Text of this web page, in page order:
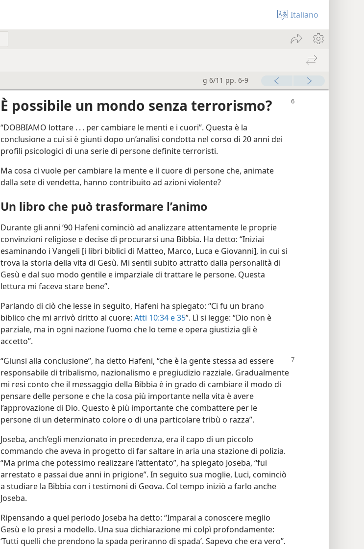
Italiano
g 6/11 pp. 6-9
È possibile un mondo senza terrorismo?
“DOBBIAMO lottare . . . per cambiare le menti e i cuori”. Questa è la
conclusione a cui si è giunti dopo un’analisi condotta nel corso di 20 anni dei
profili psicologici di una serie di persone definite terroristi.
Ma cosa ci vuole per cambiare la mente e il cuore di persone che, animate
dalla sete di vendetta, hanno contribuito ad azioni violente?
Un libro che può trasformare l’animo
Durante gli anni ’90 Hafeni cominciò ad analizzare attentamente le proprie
convinzioni religiose e decise di procurarsi una Bibbia. Ha detto: “Iniziai
esaminando i Vangeli [i libri biblici di Matteo, Marco, Luca e Giovanni], in cui si
trova la storia della vita di Gesù. Mi sentii subito attratto dalla personalità di
Gesù e dal suo modo gentile e imparziale di trattare le persone. Questa
lettura mi faceva stare bene”.
Parlando di ciò che lesse in seguito, Hafeni ha spiegato: “Ci fu un brano
biblico che mi arrivò dritto al cuore: Atti 10:34 e 35”. Lì si legge: “Dio non è
parziale, ma in ogni nazione l’uomo che lo teme e opera giustizia gli è
accetto”.
“Giunsi alla conclusione”, ha detto Hafeni, “che è la gente stessa ad essere
responsabile di tribalismo, nazionalismo e pregiudizio razziale. Gradualmente
mi resi conto che il messaggio della Bibbia è in grado di cambiare il modo di
pensare delle persone e che la cosa più importante nella vita è avere
l’approvazione di Dio. Questo è più importante che combattere per le
persone di un determinato colore o di una particolare tribù o razza”.
Joseba, anch’egli menzionato in precedenza, era il capo di un piccolo
commando che aveva in progetto di far saltare in aria una stazione di polizia.
“Ma prima che potessimo realizzare l’attentato”, ha spiegato Joseba, “fui
arrestato e passai due anni in prigione”. In seguito sua moglie, Luci, cominciò
a studiare la Bibbia con i testimoni di Geova. Col tempo iniziò a farlo anche
Joseba.
Ripensando a quel periodo Joseba ha detto: “Imparai a conoscere meglio
Gesù e lo presi a modello. Una sua dichiarazione mi colpì profondamente:
‘Tutti quelli che prendono la spada periranno di spada’. Sapevo che era vero”.